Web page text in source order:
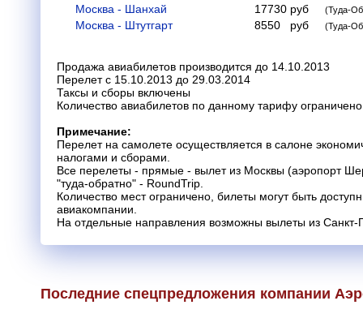
Москва - Шанхай 17730 руб (Туда-
Москва - Штутгарт 8550 руб (Туда-
Продажа авиабилетов производится до 14.10.2013
Перелет с 15.10.2013 до 29.03.2014
Таксы и сборы включены
Количество авиабилетов по данному тарифу
Примечание:
Перелет на самолете осуществляется в салоне
налогами и сборами.
Все перелеты - прямые - вылет из Москвы (аэропорт
"туда-обратно" - RoundTrip.
Количество мест ограничено, билеты могут быть
авиакомпании.
На отдельные направления возможны вылеты из Санкт-
Последние спецпредложения компании